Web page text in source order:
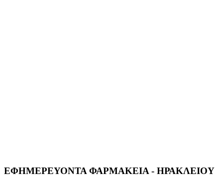
ΕΦΗΜΕΡΕΥΟΝΤΑ ΦΑΡΜΑΚΕΙΑ - ΗΡΑΚΛΕΙΟΥ